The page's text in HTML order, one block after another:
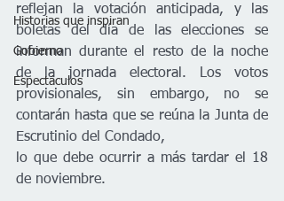
Historias que inspiran
Gobierno
Espectáculos
reflejan la votación anticipada, y las
boletas del día de las elecciones se
informan durante el resto de la noche
de la jornada electoral. Los votos
provisionales, sin embargo, no se
contarán hasta que se reúna la Junta de
Escrutinio del Condado,
lo que debe ocurrir a más tardar el 18
de noviembre.